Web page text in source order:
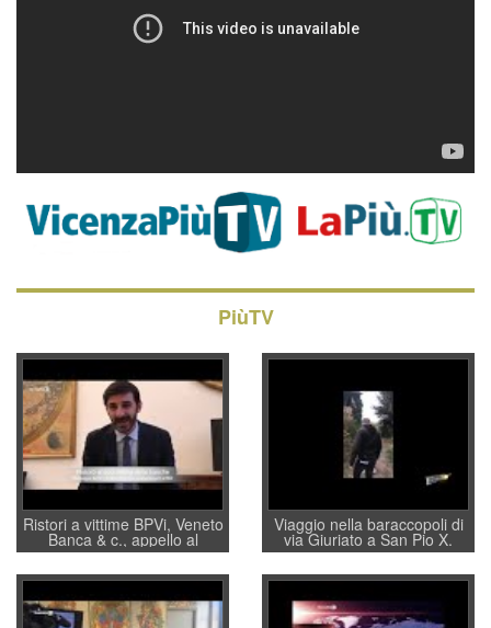
PiùTV
Ristori a vittime BPVi, Veneto
Banca & c., appello al
sottosegretario Alessio
Villarosa: per mettere ordine
convochi con Di Maio CNCU
a supporto della cabina di
regia al Mef
Viaggio nella baraccopoli di
via Giuriato a San Pio X.
Vicenza ai Vicentini: “faremo
un regalo di Natale ai
residenti”